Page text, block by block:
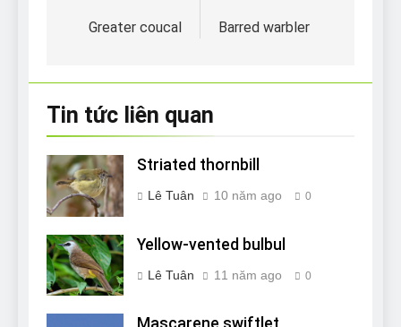
hướng
Greater coucal
Barred warbler
Tin tức liên quan
Striated thornbill
Lê Tuân 10 năm ago 0
Yellow-vented bulbul
Lê Tuân 11 năm ago 0